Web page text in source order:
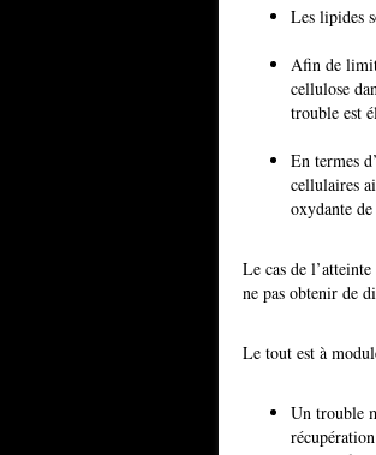
Les lipides
Afin de
cellulose
trouble est
En termes
cellulaires
oxydante
Le cas de
ne pas obtenir de
Le tout est à
Un trouble